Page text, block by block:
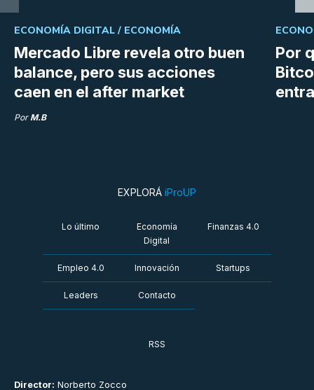
Mercado Libre revela otro buen
balance, pero sus acciones
caen en el after market
ECONOMÍA DIGITAL / ECONOMÍA
Por M.B
Por
Director: Norberto Zocco
EXPLORÁ iProUP
Lo último
Economía
Digital
Finanzas 4.0
Empleo 4.0 Innovación Startups
Leaders Contacto
RSS